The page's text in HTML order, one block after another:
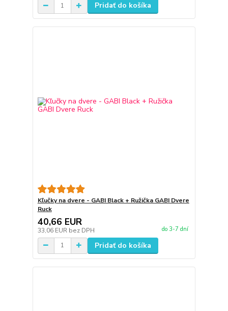
Pridať do košíka
Kľučky na dvere - GABI Black + Ružička GABI Dvere
Ruck
40,66 EUR
33,06 EUR bez DPH do 3-7 dní
Pridať do košíka